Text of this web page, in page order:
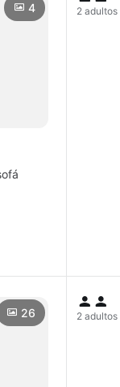
4 2 adultos
26 2 adultos